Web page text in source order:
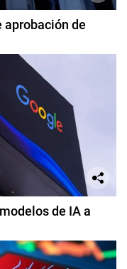
aprobación de
de IA a